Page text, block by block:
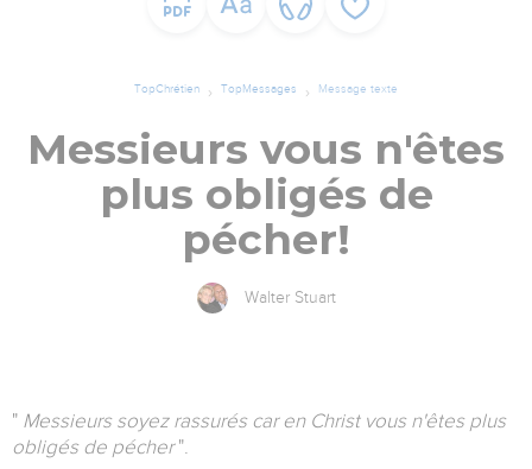
TopChrétien TopMessages Message texte
Messieurs vous n'êtes
plus obligés de
pécher!
Walter Stuart
" Messieurs soyez rassurés car en Christ vous n'êtes plus
obligés de pécher".